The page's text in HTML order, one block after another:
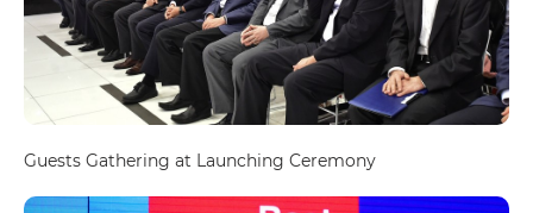
Guests Gathering at Launching Ceremony